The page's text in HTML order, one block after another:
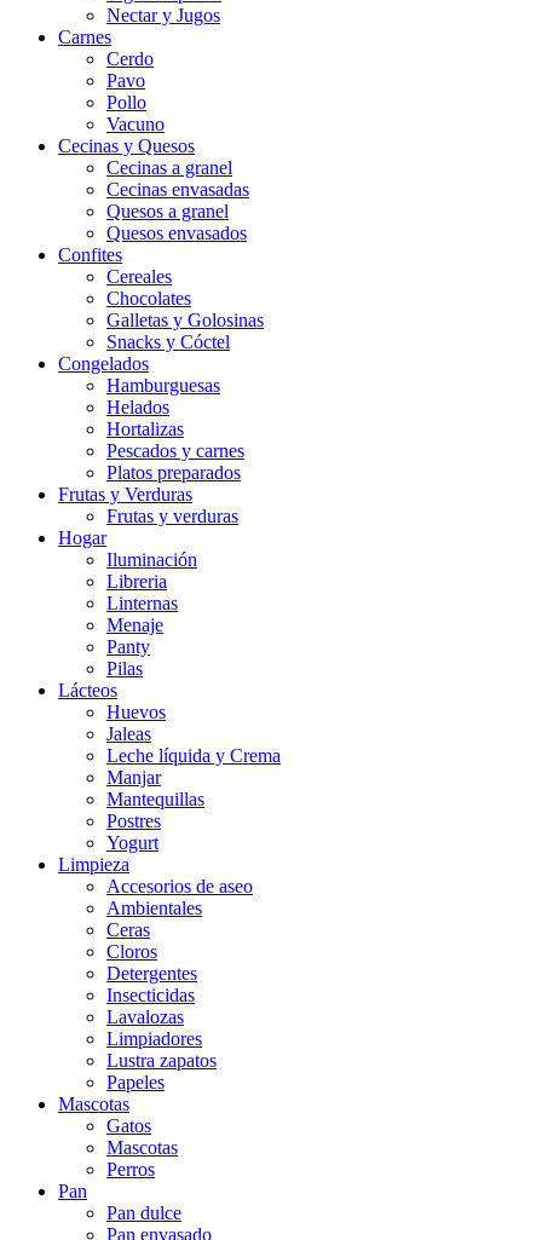
Nectar y Jugos
Carnes
Cerdo
Pavo
Pollo
Vacuno
Cecinas y Quesos
Cecinas a granel
Cecinas envasadas
Quesos a granel
Quesos envasados
Confites
Cereales
Chocolates
Galletas y Golosinas
Snacks y Cóctel
Congelados
Hamburguesas
Helados
Hortalizas
Pescados y carnes
Platos preparados
Frutas y Verduras
Frutas y verduras
Hogar
Iluminación
Libreria
Linternas
Menaje
Panty
Pilas
Lácteos
Huevos
Jaleas
Leche líquida y Crema
Manjar
Mantequillas
Postres
Yogurt
Limpieza
Accesorios de aseo
Ambientales
Ceras
Cloros
Detergentes
Insecticidas
Lavalozas
Limpiadores
Lustra zapatos
Papeles
Mascotas
Gatos
Mascotas
Perros
Pan
Pan dulce
Pan envasado